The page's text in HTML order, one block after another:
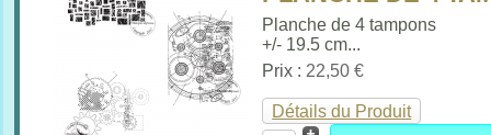
Planche de 4 tampons
+/- 19.5 cm...
Prix : 22,50 €
Détails du Produit